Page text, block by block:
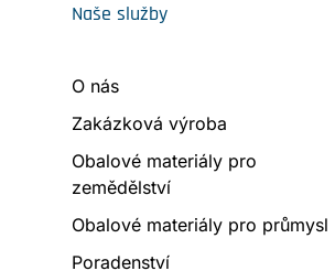
Naše služby
O nás
Zakázková výroba
Obalové materiály pro
zemědělství
Obalové materiály pro průmysl
Poradenství